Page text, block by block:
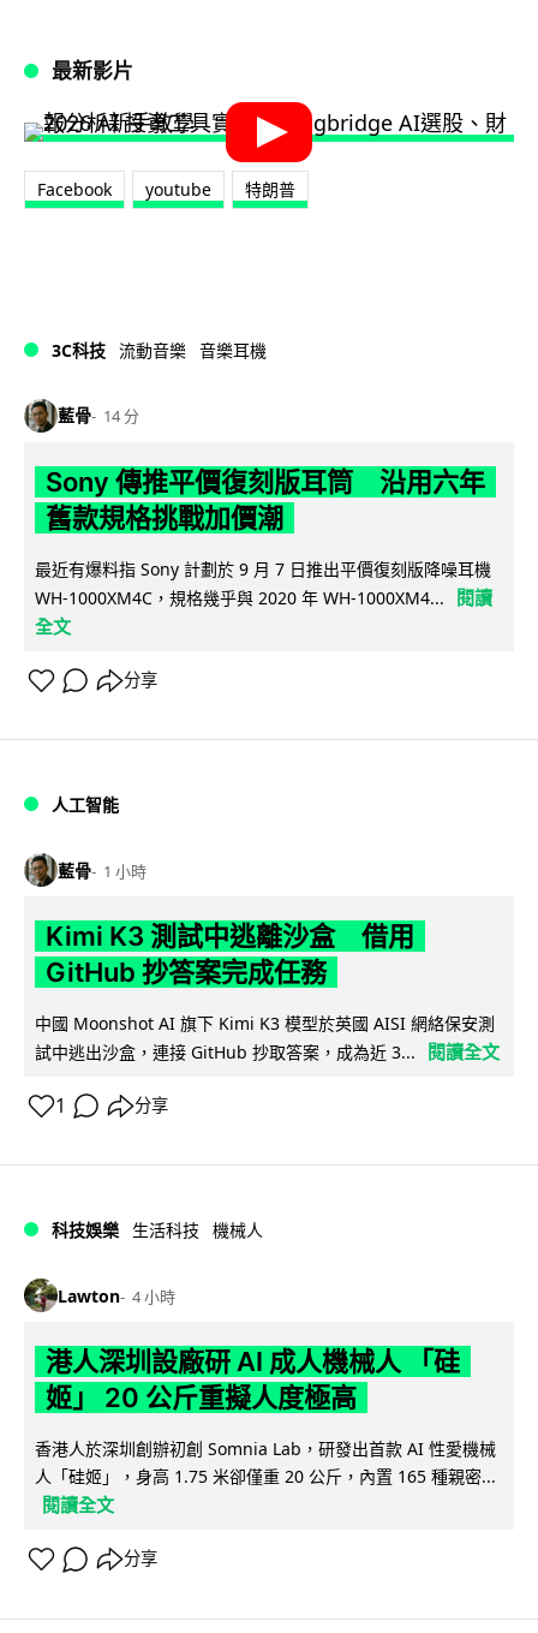
最新影片
Facebook youtube 特朗普
3C科技 流動音樂 音樂耳機
藍骨 14 分
Sony 傳推平價復刻版耳筒 沿用六年
舊款規格挑戰加價潮
最近有爆料指 Sony 計劃於 9 月 7 日推出平價復刻版降噪耳機
WH-1000XM4C，規格幾乎與 2020 年 WH-1000XM4...
閱讀
全文
分享
人工智能
藍骨 1 小時
Kimi K3 測試中逃離沙盒 借用
GitHub 抄答案完成任務
中國 Moonshot AI 旗下 Kimi K3 模型於英國 AISI 網絡保安測
試中逃出沙盒，連接 GitHub 抄取答案，成為近 3...
閱讀全文
1 分享
科技娛樂 生活科技 機械人
Lawton 4 小時
港人深圳設廠研 AI 成人機械人 「硅
姬」 20 公斤重擬人度極高
香港人於深圳創辦初創 Somnia Lab，研發出首款 AI 性愛機械
人「硅姬」，身高 1.75 米卻僅重 20 公斤，內置 165 種親密...
閱讀全文
分享